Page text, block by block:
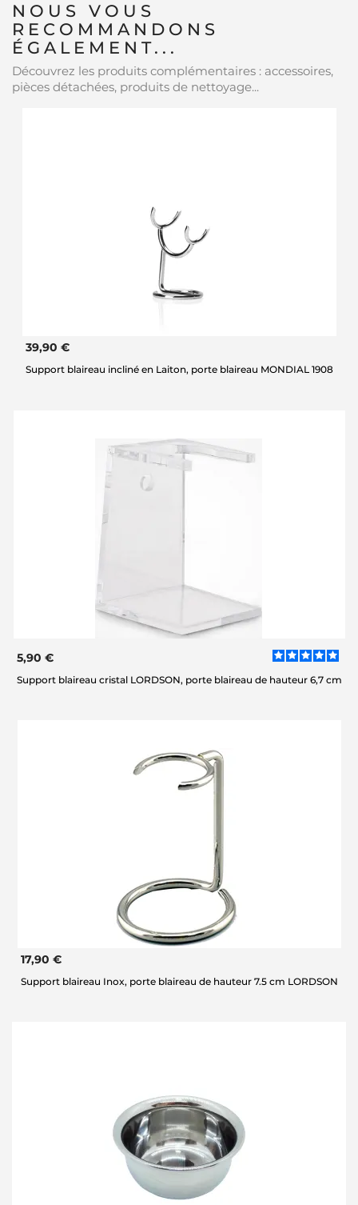
NOUS VOUS
RECOMMANDONS
ÉGALEMENT...
Découvrez les produits complémentaires : accessoires,
pièces détachées, produits de nettoyage...
39,90 €
Support blaireau incliné en Laiton, porte blaireau MONDIAL 1908
5,90 €
Support blaireau cristal LORDSON, porte blaireau de hauteur 6,7 cm
17,90 €
Support blaireau Inox, porte blaireau de hauteur 7.5 cm LORDSON